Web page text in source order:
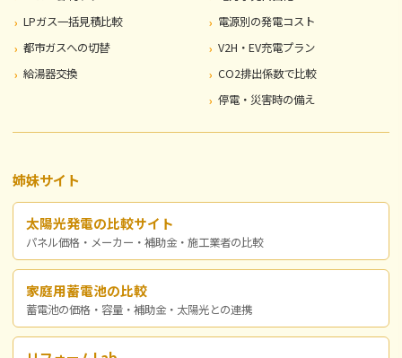
LPガス一括見積比較
都市ガスへの切替
給湯器交換
電源別の発電コスト
V2H・EV充電プラン
CO2排出係数で比較
停電・災害時の備え
姉妹サイト
太陽光発電の比較サイト
パネル価格・メーカー・補助金・施工業者の比較
家庭用蓄電池の比較
蓄電池の価格・容量・補助金・太陽光との連携